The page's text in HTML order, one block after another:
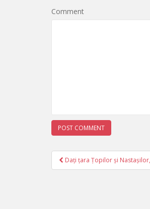
Comment
Post
Dați țara Țopilor și